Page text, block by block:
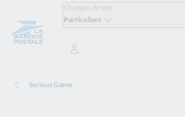
Changer de site
Particuliers
Se connecter
Serious Game